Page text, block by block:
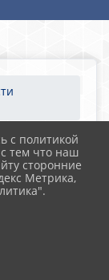
19
с
с политикой
тем что наш
сторонние
Метрика,